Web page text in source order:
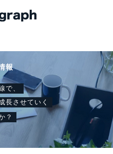
報
で、
長させていく
？